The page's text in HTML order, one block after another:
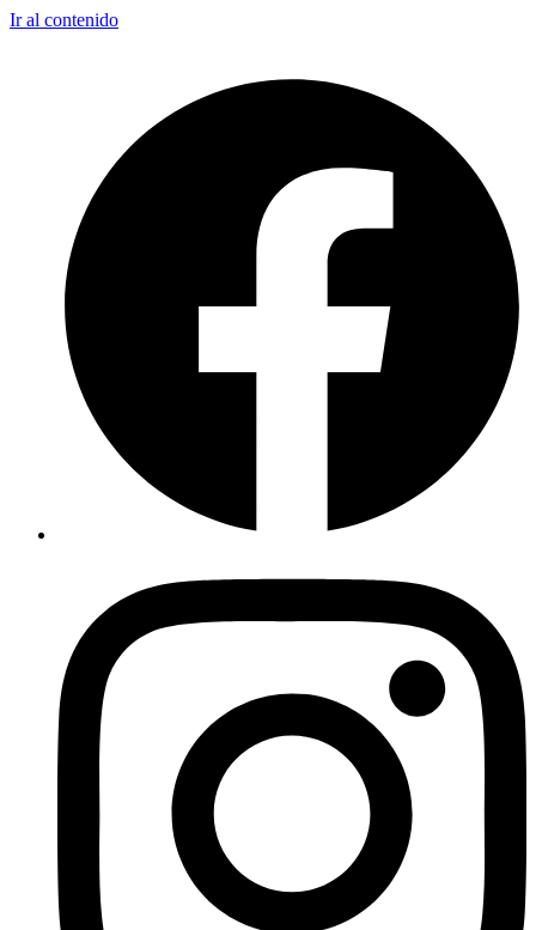
Ir al contenido